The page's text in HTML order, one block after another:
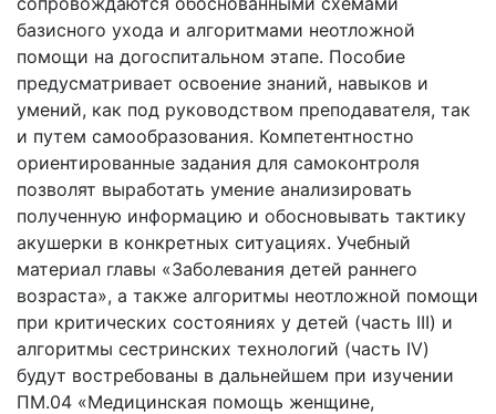
базисного ухода и алгоритмами неотложной
помощи на догоспитальном этапе. Пособие
предусматривает освоение знаний, навыков и
умений, как под руководством преподавателя, так
и путем самообразования. Компетентностно
ориентированные задания для самоконтроля
позволят выработать умение анализировать
полученную информацию и обосновывать тактику
акушерки в конкретных ситуациях. Учебный
материал главы «Заболевания детей раннего
возраста», а также алгоритмы неотложной помощи
при критических состояниях у детей (часть III) и
алгоритмы сестринских технологий (часть IV)
будут востребованы в дальнейшем при изучении
ПМ.04 «Медицинская помощь женщине,